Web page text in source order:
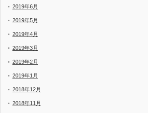
2019年6月
2019年5月
2019年4月
2019年3月
2019年2月
2019年1月
2018年12月
2018年11月